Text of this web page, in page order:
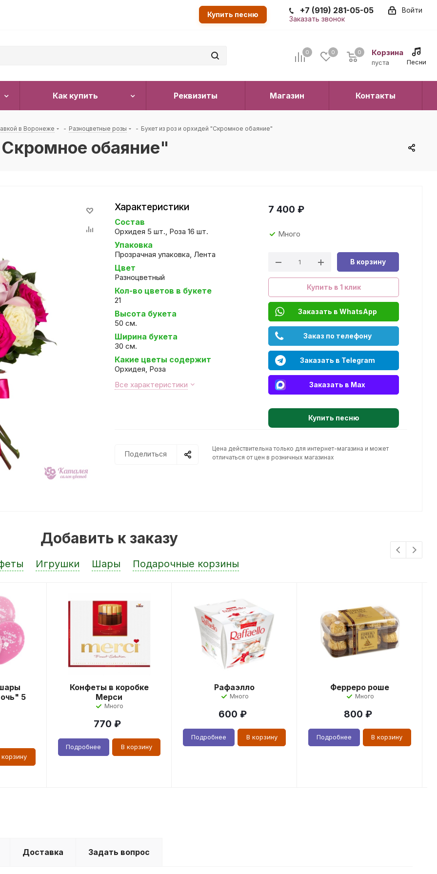
Войти
+7 (919) 281-05-05
Заказать звонок
Купить песню
0 0 Корзина
0
пуста
0
Песни
Как купить Реквизиты Магазин Контакты
в Воронеже - Разноцветные розы - Букет из роз и орхидей "Скромное обаяние"
обаяние"
Характеристики
Состав
Орхидея 5 шт., Роза 16 шт.
Упаковка
Прозрачная упаковка, Лента
Цвет
Разноцветный
Кол-во цветов в букете
21
Высота букета
50 см.
Ширина букета
30 см.
Какие цветы содержит
Орхидея, Роза
Все характеристики
7 400 ₽
Много
В корзину
Купить в 1 клик
Заказать в WhatsApp
Заказ по телефону
Заказать в Telegram
Заказать в Max
Купить песню
Поделиться
Цена действительна только для интернет-магазина и может
отличаться от цен в розничных магазинах
Добавить к заказу
Игрушки Шары Подарочные корзины
5
Конфеты в коробке
Мерси
Много
770 ₽
Подробнее В корзину
Рафаэлло
Много
600 ₽
Подробнее В корзину
Ферреро роше
Много
800 ₽
Подробнее В корзину
Доставка Задать вопрос